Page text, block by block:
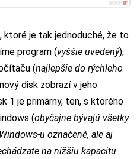
ktoré je tak jednoduché, že to
program (vyššie uvedený),
(najlepšie do rýchleho
disk zobrazí v jeho
1 je primárny, ten, s ktorého
(obyčajne bývajú všetky
u označené, ale aj
na nižšiu kapacitu